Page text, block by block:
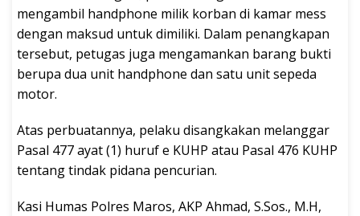
mengambil handphone milik korban di kamar mess
dengan maksud untuk dimiliki. Dalam penangkapan
tersebut, petugas juga mengamankan barang bukti
berupa dua unit handphone dan satu unit sepeda
motor.
Atas perbuatannya, pelaku disangkakan melanggar
Pasal 477 ayat (1) huruf e KUHP atau Pasal 476 KUHP
tentang tindak pidana pencurian.
Kasi Humas Polres Maros, AKP Ahmad, S.Sos., M.H,